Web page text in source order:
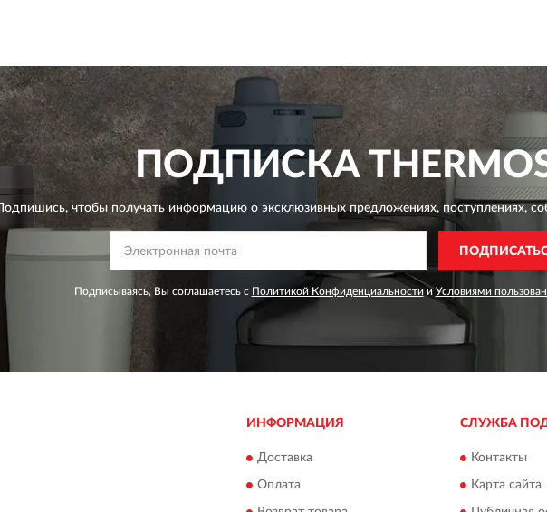
ПОДПИСКА
чтобы получать информацию о эксклюзивных предложениях,поступлениях,
Подписываясь, Вы соглашаетесь с Политикой Конфиденциальности иУсловиями
ИНФОРМАЦИЯ
Доставка
Оплата
СЛУЖБА
Контакты
Карта сайта